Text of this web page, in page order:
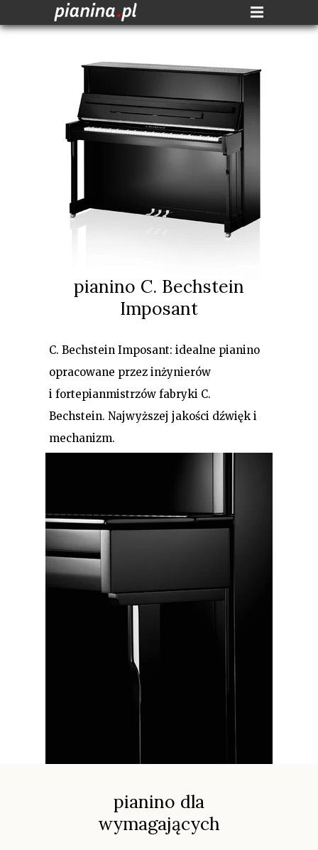
pianino C. Bechstein
Imposant
C. Bechstein Imposant: idealne pianino
opracowane przez inżynierów
i fortepianmistrzów fabryki C.
Bechstein. Najwyższej jakości dźwięk i
mechanizm.
pianino dla
wymagających